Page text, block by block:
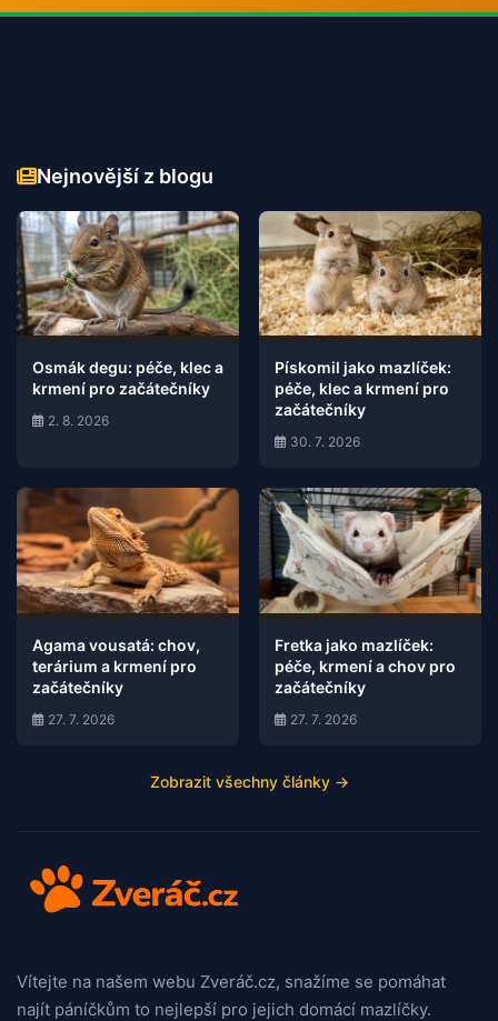
Nejnovější z blogu
Osmák degu: péče, klec a
krmení pro začátečníky
2. 8. 2026
Pískomil jako mazlíček:
péče, klec a krmení pro
začátečníky
30. 7. 2026
Agama vousatá: chov,
terárium a krmení pro
začátečníky
27. 7. 2026
Fretka jako mazlíček:
péče, krmení a chov pro
začátečníky
27. 7. 2026
Zobrazit všechny články →
Vítejte na našem webu Zveráč.cz, snažíme se pomáhat
najít páníčkům to nejlepší pro jejich domácí mazlíčky.